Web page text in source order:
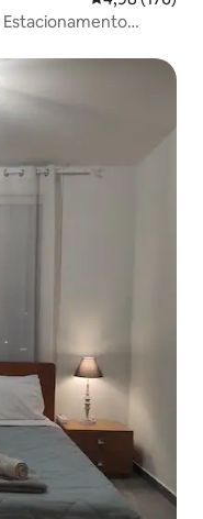
Estacionamento